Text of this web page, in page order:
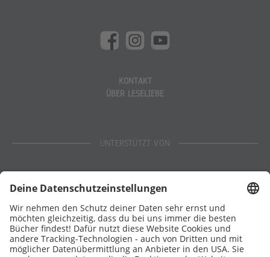
KONTAKT
ÜBER LESELIEBE
UNTERSTÜTZT VON
Stiftung Lesen